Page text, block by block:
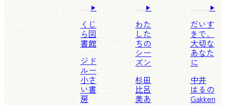
くじ
ら図
書館
ジド
ルー
小さ
い書
房
わた
した
ちの
シー
ズン
杉田
比呂
美あ
だいす
きで、
大切な
あなた
に
中井
はるの
Gakken